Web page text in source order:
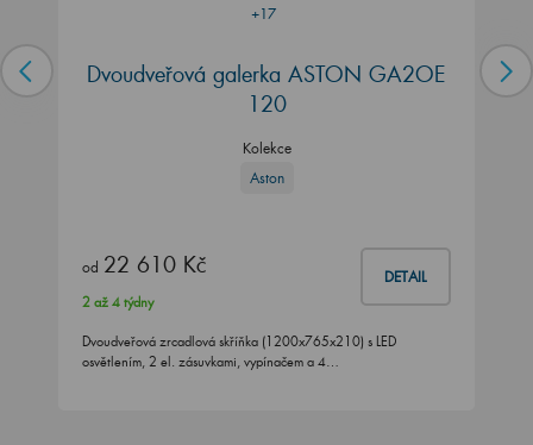
+17
Dvoudveřová galerka ASTON GA2OE
120
Kolekce
Aston
od 22 610 Kč DETAIL
2 až 4 týdny
Dvoudveřová zrcadlová skříňka (1200x765x210) s LED
osvětlením, 2 el. zásuvkami, vypínačem a 4…